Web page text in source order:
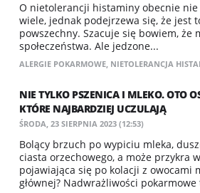
O nietolerancji histaminy obecnie
wiele, jednak podejrzewa się, że jest
powszechny. Szacuje się bowiem, że
społeczeństwa. Ale jedzone...
ALERGIE POKARMOWE, NIETOLERANCJA
NIE TYLKO PSZENICA I MLEKO. OTO
KTÓRE NAJBARDZIEJ UCZULAJĄ
ŚRODA, 23 SIERPNIA 2023 (12:53)
Bolący brzuch po wypiciu mleka,
ciasta orzechowego, a może przykra
pojawiająca się po kolacji z owocami
głównej? Nadwrażliwości pokarmowe